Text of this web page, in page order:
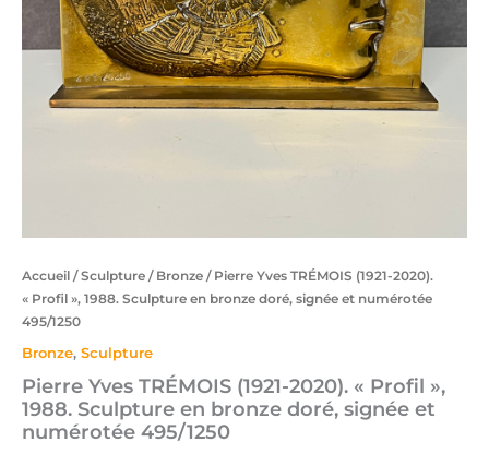
Accueil /Sculpture / Bronze / Pierre Yves TRÉMOIS (1921-2020).
« Profil », 1988. Sculpture en bronze doré, signée et numérotée
495/1250
Bronze, Sculpture
Pierre Yves TRÉMOIS (1921-2020). « Profil »,
1988. Sculpture en bronze doré, signée et
numérotée 495/1250